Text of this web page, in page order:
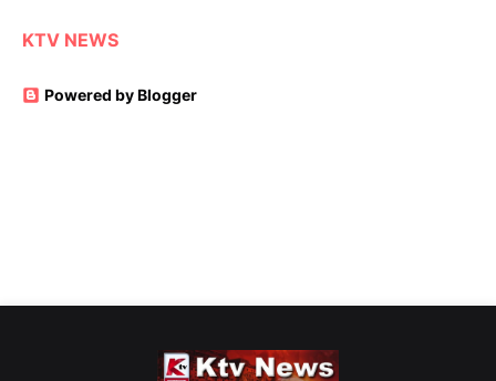
KTV NEWS
Powered by Blogger